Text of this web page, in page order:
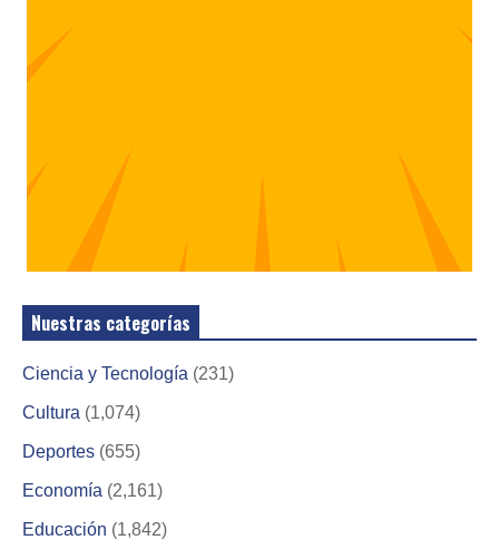
Nuestras categorías
Ciencia y Tecnología (231)
Cultura (1,074)
Deportes (655)
Economía (2,161)
Educación (1,842)